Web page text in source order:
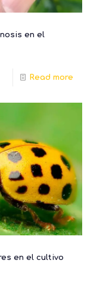
en el
Read more
en el cultivo